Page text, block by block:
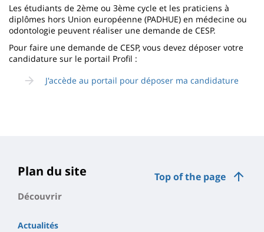
Les étudiants de 2ème ou 3ème cycle et les praticiens à
diplômes hors Union européenne (PADHUE) en médecine ou
odontologie peuvent réaliser une demande de CESP.
Pour faire une demande de CESP, vous devez déposer votre
candidature sur le portail Profil :
J'accède au portail pour déposer ma candidature
Top of the page
Plan du site
Découvrir
Actualités